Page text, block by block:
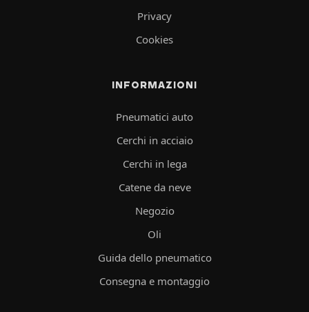
Privacy
Cookies
INFORMAZIONI
Pneumatici auto
Cerchi in acciaio
Cerchi in lega
Catene da neve
Negozio
Oli
Guida dello pneumatico
Consegna e montaggio